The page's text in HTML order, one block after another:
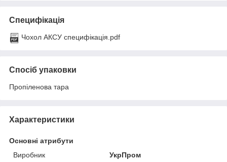
Специфікація
Чохол АКСУ специфікація.pdf
Спосіб упаковки
Пропіленова тара
Характеристики
Основні атрибути
Виробник
УкрПром